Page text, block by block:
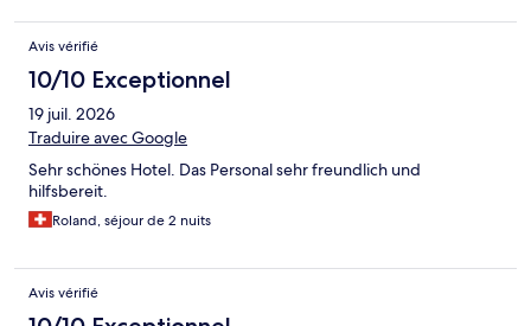
pas disponibles par défaut. Mon partenaire est est Végane et le
petit déjeuner pour lui a été très limité. Mais je recommande
l’hôte sans la moindre hésitation!
Avis vérifié
10/10 Exceptionnel
19 juil. 2026
Traduire avec Google
Sehr schönes Hotel. Das Personal sehr freundlich und
hilfsbereit.
Roland, séjour de 2 nuits
Avis vérifié